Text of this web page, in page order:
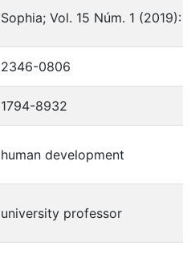
Sophia; Vol. 15 Núm. 1 (2019):
2346-0806
1794-8932
human development
university professor